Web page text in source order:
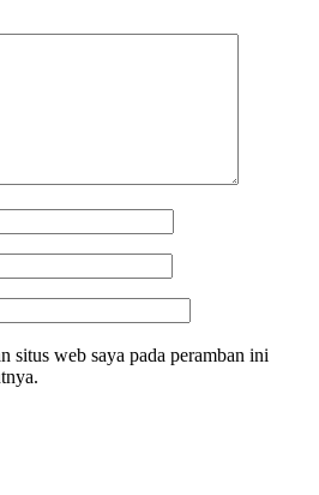
situs web saya pada peramban ini